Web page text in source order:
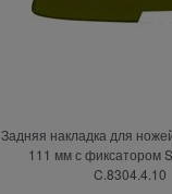
Задняя накладка для
111 мм с фиксатором
C.8304.4.10